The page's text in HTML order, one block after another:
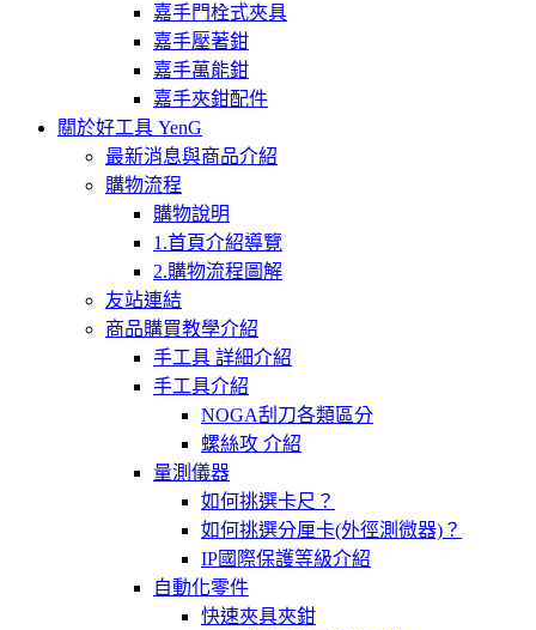
嘉手門栓式夾具
嘉手壓著鉗
嘉手萬能鉗
嘉手夾鉗配件
關於好工具 YenG
最新消息與商品介紹
購物流程
購物說明
1.首頁介紹導覽
2.購物流程圖解
友站連結
商品購買教學介紹
手工具 詳細介紹
手工具介紹
NOGA刮刀各類區分
螺絲攻 介紹
量測儀器
如何挑選卡尺？
如何挑選分厘卡(外徑測微器)？
IP國際保護等級介紹
自動化零件
快速夾具夾鉗